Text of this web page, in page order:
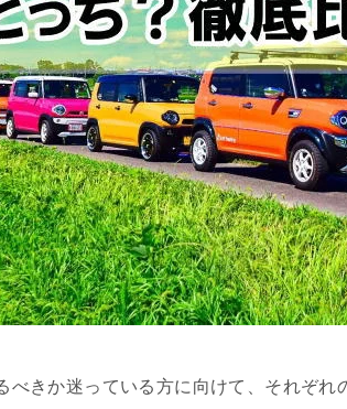
べきか迷っている方に向けて、それぞれ